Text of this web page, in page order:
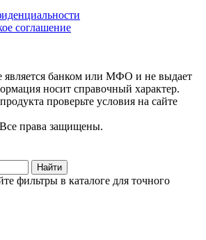
соглашение
является банком или МФО и не выдает
носит справочный характер.
проверьте условия на сайте
права защищены.
Найти
фильтры в каталоге для точного